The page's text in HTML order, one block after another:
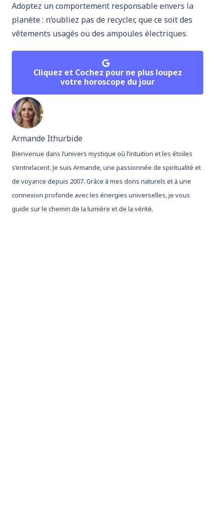
Adoptez un comportement responsable envers la
planète : n’oubliez pas de recycler, que ce soit des
vêtements usagés ou des ampoules électriques.
Cliquez et Cochez pour ne plus loupez
votre horoscope du jour
Armande Ithurbide
Bienvenue dans l’univers mystique où l’intuition et les étoiles
s’entrelacent. Je suis Armande, une passionnée de spiritualité et
de voyance depuis 2007. Grâce à mes dons naturels et à une
connexion profonde avec les énergies universelles, je vous
guide sur le chemin de la lumière et de la vérité.